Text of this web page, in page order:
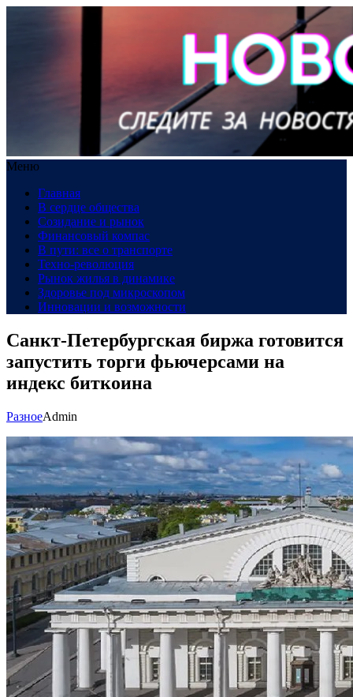
Меню
Главная
В сердце общества
Созидание и рынок
Финансовый компас
В пути: все о транспорте
Техно-революция
Рынок жилья в динамике
Здоровье под микроскопом
Инновации и возможности
Санкт-Петербургская биржа готовится
запустить торги фьючерсами на
индекс биткоина
РазноеAdmin